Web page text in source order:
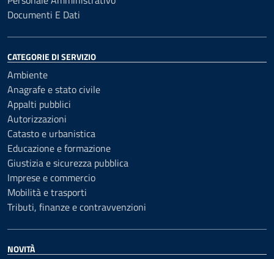
Documenti E Dati
CATEGORIE DI SERVIZIO
Ambiente
Anagrafe e stato civile
Appalti pubblici
Autorizzazioni
Catasto e urbanistica
Educazione e formazione
Giustizia e sicurezza pubblica
Imprese e commercio
Mobilità e trasporti
Tributi, finanze e contravvenzioni
NOVITÀ